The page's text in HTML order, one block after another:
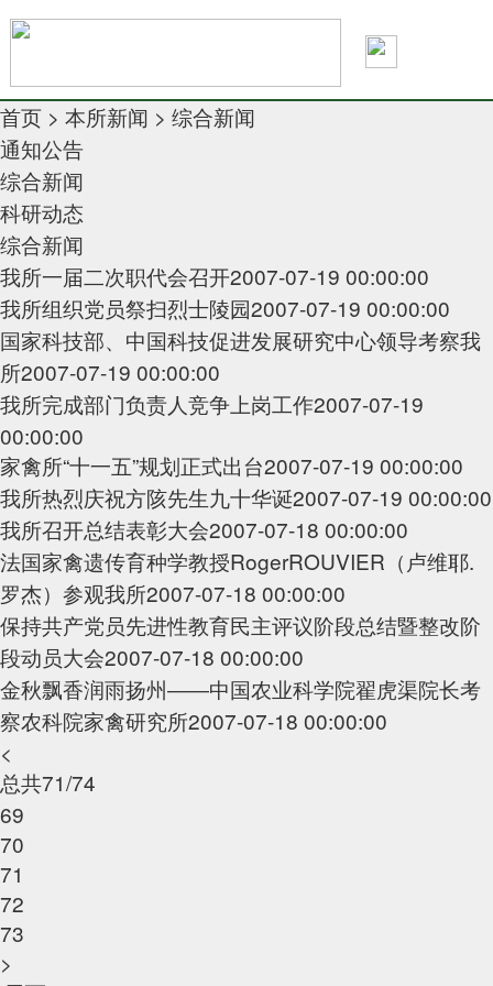
首页 > 本所新闻 > 综合新闻
通知公告
综合新闻
科研动态
综合新闻
我所一届二次职代会召开2007-07-19 00:00:00
我所组织党员祭扫烈士陵园2007-07-19 00:00:00
国家科技部、中国科技促进发展研究中心领导考察我
所2007-07-19 00:00:00
我所完成部门负责人竞争上岗工作2007-07-19
00:00:00
家禽所“十一五”规划正式出台2007-07-19 00:00:00
我所热烈庆祝方陔先生九十华诞2007-07-19 00:00:00
我所召开总结表彰大会2007-07-18 00:00:00
法国家禽遗传育种学教授RogerROUVIER（卢维耶.
罗杰）参观我所2007-07-18 00:00:00
保持共产党员先进性教育民主评议阶段总结暨整改阶
段动员大会2007-07-18 00:00:00
金秋飘香润雨扬州――中国农业科学院翟虎渠院长考
察农科院家禽研究所2007-07-18 00:00:00
<
总共71/74
69
70
71
72
73
>